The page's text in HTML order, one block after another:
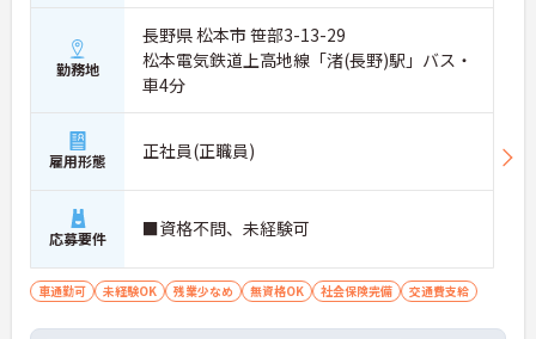
勤務地
長野県 松本市 笹部3-13-29
松本電気鉄道上高地線「渚(長野)駅」バス・
車4分
雇用形態 正社員(正職員)
応募要件 ■資格不問、未経験可
車通勤可 未経験OK 残業少なめ 無資格OK 社会保険完備 交通費支給